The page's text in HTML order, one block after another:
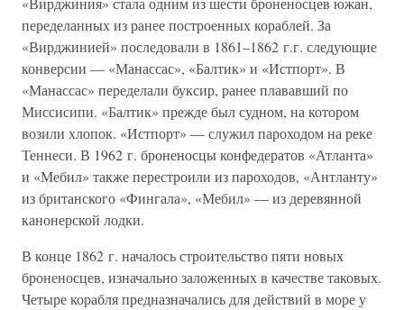
переделанных из ранее построенных кораблей. За
«Вирджинией» последовали в 1861–1862 г.г. следующие
конверсии — «Манассас», «Балтик» и «Истпорт». В
«Манассас» переделали буксир, ранее плававший по
Миссисипи. «Балтик» прежде был судном, на котором
возили хлопок. «Истпорт» — служил пароходом на реке
Теннеси. В 1962 г. броненосцы конфедератов «Атланта»
и «Мебил» также перестроили из пароходов, «Антланту»
из британского «Фингала», «Мебил» — из деревянной
канонерской лодки.
В конце 1862 г. началось строительство пяти новых
броненосцев, изначально заложенных в качестве таковых.
Четыре корабля предназначались для действий в море у